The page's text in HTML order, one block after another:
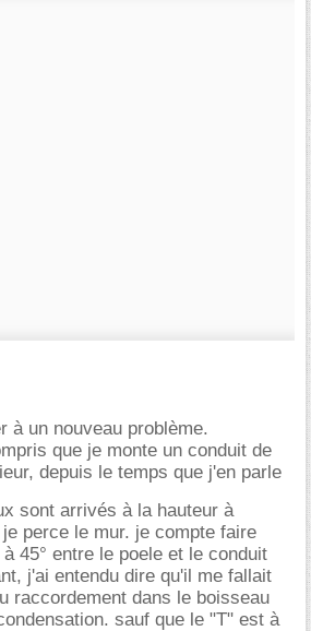
à un nouveau problème.
que je monte un conduit de
depuis le temps que j'en parle
sont arrivés à la hauteur à
perce le mur. je compte faire
45° entre le poele et le conduit
j'ai entendu dire qu'il me fallait
raccordement dans le boisseau
sauf que le "T" est à